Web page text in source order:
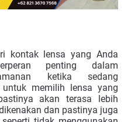
kontak lensa yang Anda
penting dalam
ketika sedang
memilih lensa yang
akan terasa lebih
dan pastinya juga